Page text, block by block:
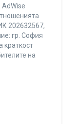
202632567,
гр. София
краткост
на